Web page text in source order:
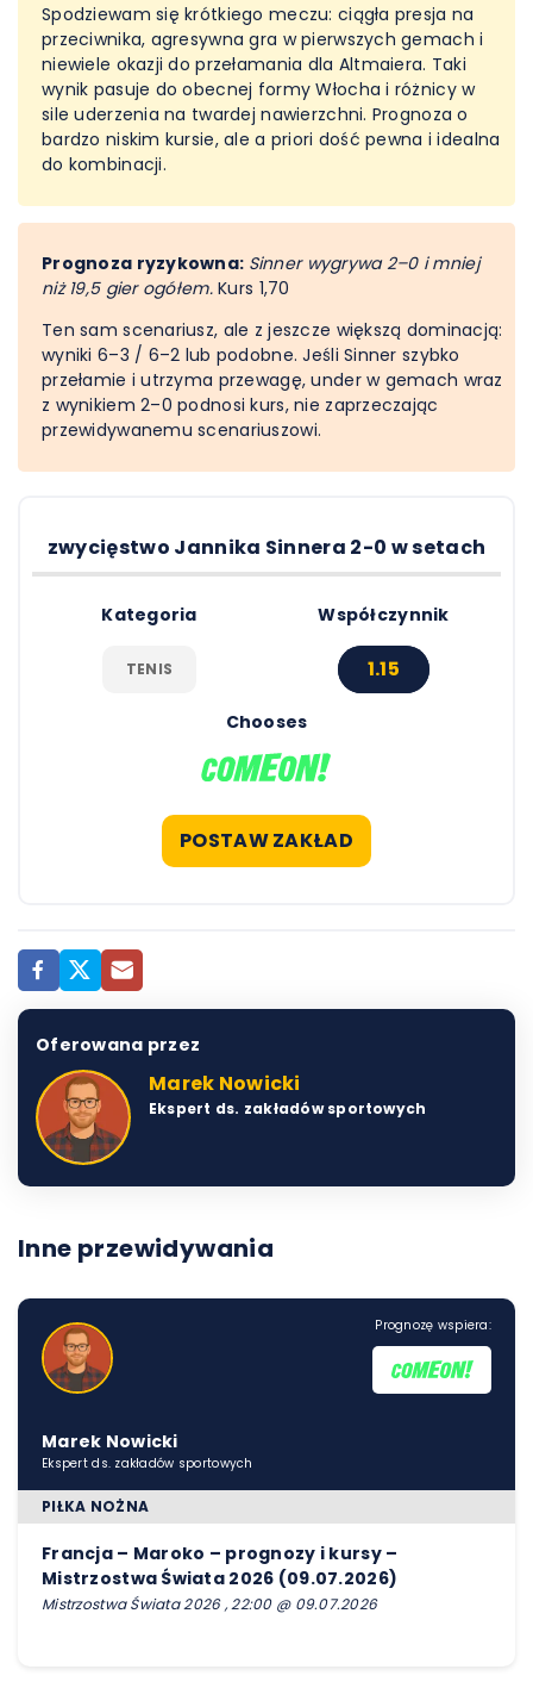
Spodziewam się krótkiego meczu: ciągła presja na
przeciwnika, agresywna gra w pierwszych gemach i
niewiele okazji do przełamania dla Altmaiera. Taki
wynik pasuje do obecnej formy Włocha i różnicy w
sile uderzenia na twardej nawierzchni. Prognoza o
bardzo niskim kursie, ale a priori dość pewna i idealna
do kombinacji.
Prognoza ryzykowna: Sinner wygrywa 2–0 i mniej
niż 19,5 gier ogółem.Kurs 1,70
Ten sam scenariusz, ale z jeszcze większą dominacją:
wyniki 6–3 / 6–2 lub podobne. Jeśli Sinner szybko
przełamie i utrzyma przewagę, under w gemach wraz
z wynikiem 2–0 podnosi kurs, nie zaprzeczając
przewidywanemu scenariuszowi.
zwycięstwo Jannika Sinnera 2-0 w setach
POSTAW ZAKŁAD
Kategoria
TENIS
Współczynnik
1.15
Chooses
Oferowana przez
Marek Nowicki
Ekspert ds. zakładów sportowych
Inne przewidywania
Prognozę wspiera:
Marek Nowicki
Ekspert ds. zakładów sportowych
PIŁKA NOŻNA
Francja – Maroko – prognozy i kursy –
Mistrzostwa Świata 2026 (09.07.2026)
Mistrzostwa Świata 2026 , 22:00 @ 09.07.2026